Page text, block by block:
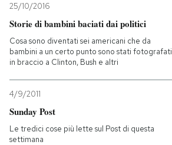
25/10/2016
Storie di bambini baciati dai politici
Cosa sono diventati sei americani che da
bambini a un certo punto sono stati fotografati
in braccio a Clinton, Bush e altri
4/9/2011
Sunday Post
Le tredici cose più lette sul Post di questa
settimana